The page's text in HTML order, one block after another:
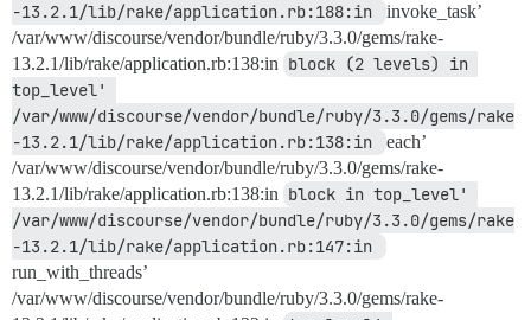
-13.2.1/lib/rake/application.rb:188:in
invoke_task’
/var/www/discourse/vendor/bundle/ruby/3.3.0/gems/rake-
13.2.1/lib/rake/application.rb:138:in block (2 levels) in
top_level'
/var/www/discourse/vendor/bundle/ruby/3.3.0/gems/rake
-13.2.1/lib/rake/application.rb:138:in
each’
/var/www/discourse/vendor/bundle/ruby/3.3.0/gems/rake-
13.2.1/lib/rake/application.rb:138:in block in top_level'
/var/www/discourse/vendor/bundle/ruby/3.3.0/gems/rake
run_with_threads’
/var/www/discourse/vendor/bundle/ruby/3.3.0/gems/rake-